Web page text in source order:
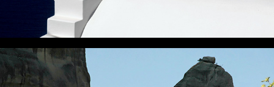
ETAPES GRECQUES